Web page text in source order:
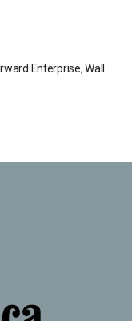
Enterprise, Wall